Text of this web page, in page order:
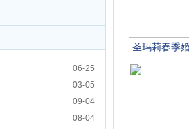
06-25
03-05
09-04
08-04